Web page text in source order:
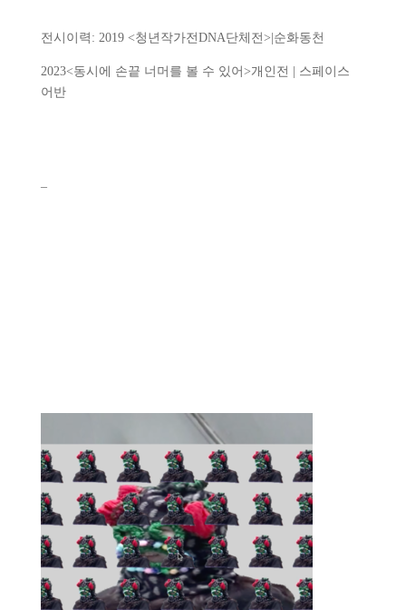
전시이력: 2019 <청년작가전DNA단체전>|순화동천
2023<동시에 손끝 너머를 볼 수 있어>개인전 | 스페이스
어반
–